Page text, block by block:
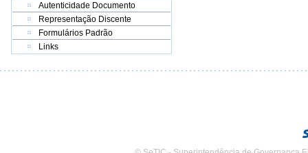
Autenticidade Documento
Representação Discente
Formulários Padrão
Links